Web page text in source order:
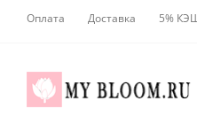
Оплата Доставка 5%